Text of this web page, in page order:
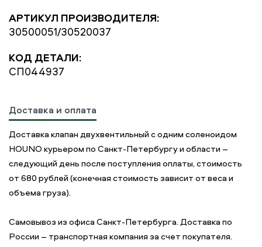
АРТИКУЛ ПРОИЗВОДИТЕЛЯ:
30500051/30520037
КОД ДЕТАЛИ:
СП044937
Доставка и оплата
Доставка клапан двухвентильный с одним соленоидом
HOUNO курьером по Санкт-Петербургу и области –
следующий день после поступления оплаты, стоимость
от 680 рублей (конечная стоимость зависит от веса и
объема груза).
Самовывоз из офиса Санкт-Петербурга. Доставка по
России – транспортная компания за счет покупателя.